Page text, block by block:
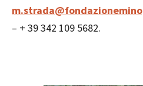
– + 39 342 109 5682.